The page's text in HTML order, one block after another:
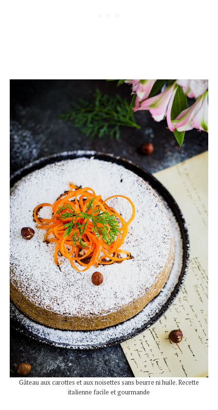
Gâteau aux carottes et aux noisettes sans beurre ni huile. Recette
italienne facile et gourmande